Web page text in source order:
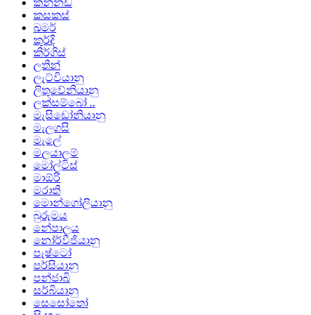
කන්නඩ
කසකස්
ඛමර්
කුර්දි
කිර්ගිස්
ලතින්
ලැට්වියානු
ලිතුවේනියානු
ලක්සම්බෝ ..
මැසිඩෝනියානු
මැලගසි
මැලේ
මලයාලම්
මෝල්ටිස්
මාඕරි
මරාති
මොන්ගෝලියානු
බුරුමය
නේපාලය
නෝර්වීජියානු
පැෂ්ටෝ
පර්සියානු
පන්ජාබි
සර්බියානු
සෙසෝතෝ